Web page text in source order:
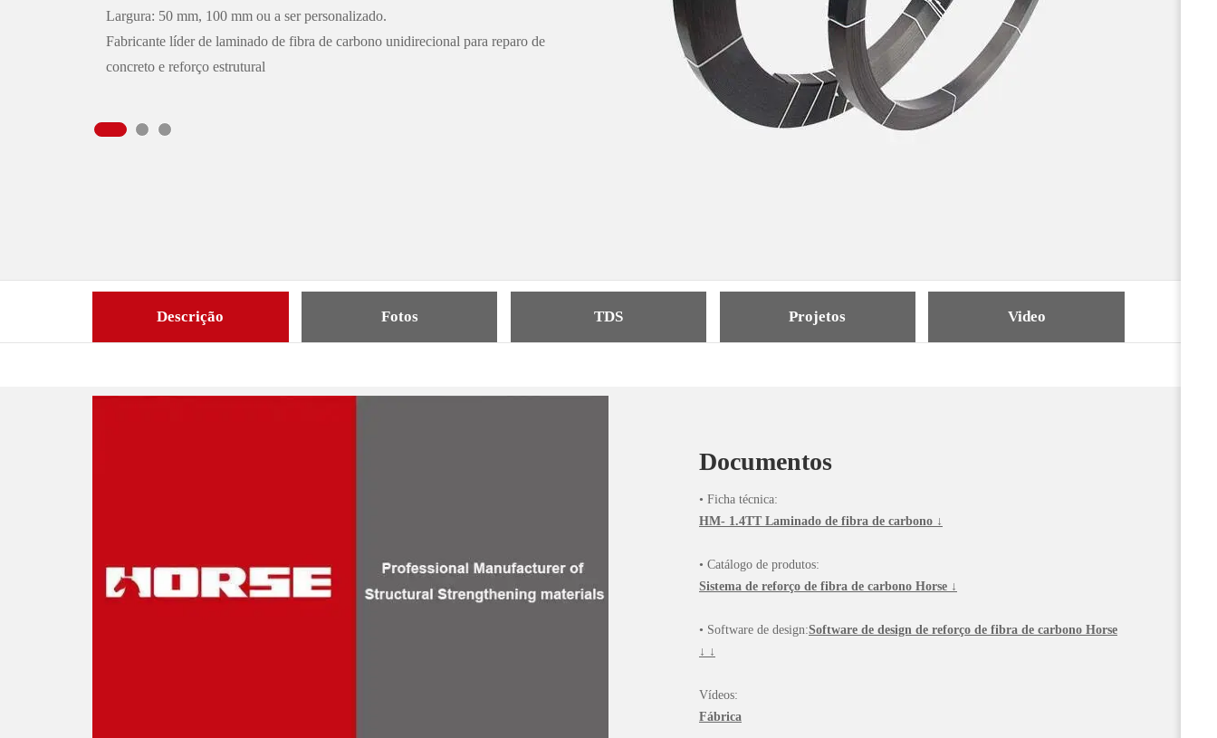
Descrição Fotos TDS Projetos Video
Documentos
• Ficha técnica:
HM- 1.4TT Laminado de fibra de carbono ↓
• Catálogo de produtos:
Sistema de reforço de fibra de carbono Horse ↓
• Software de design:Software de design de reforço de fibra de carbono Horse
↓ ↓
Vídeos:
Fábrica